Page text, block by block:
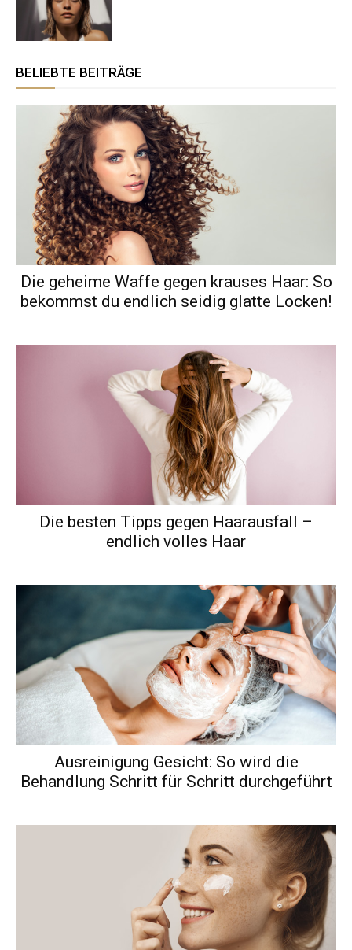
BELIEBTE BEITRÄGE
Die geheime Waffe gegen krauses Haar: So
bekommst du endlich seidig glatte Locken!
Die besten Tipps gegen Haarausfall –
endlich volles Haar
Ausreinigung Gesicht: So wird die
Behandlung Schritt für Schritt durchgeführt